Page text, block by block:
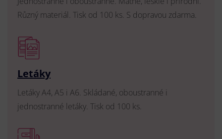
Různý materiál. Tisk od 100 ks. S dopravou zdarma.
Letáky
Letáky A4, A5 i A6. Skládané, oboustranné i
jednostranné letáky. Tisk od 100 ks.